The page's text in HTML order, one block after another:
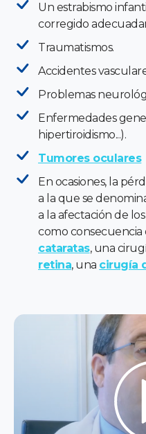
Un estrabismo
corregido
Traumatismos.
Accidentes
Problemas
Enfermedades
hipertiroidismo...).
Tumores oculares
En ocasiones, la
a la que se
a la afectación de
como consecuencia
cataratas, una
retina, una cirugía